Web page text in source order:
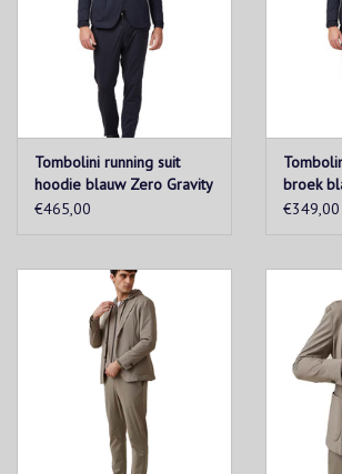
2 zakken
Tombolini running suit
hoodie blauw Zero Gravity
€465,00
broek
€349,00